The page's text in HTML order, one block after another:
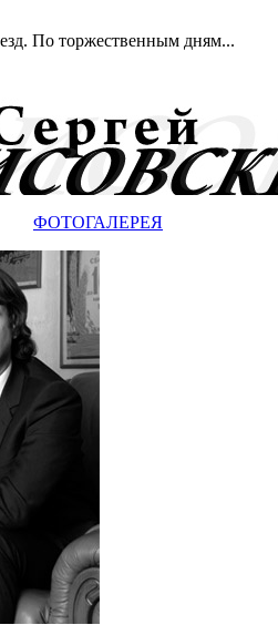
По торжественным дням...
ФОТОГАЛЕРЕЯ